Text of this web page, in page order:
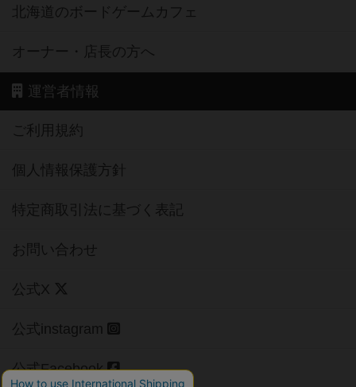
北海道のボードゲームカフェ
オーナー・店長の方へ
運営者情報
ご利用規約
個人情報保護方針
特定商取引法に基づく表記
お問い合わせ
公式X
公式instagram
公式Facebook